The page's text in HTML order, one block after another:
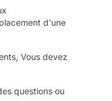
d'une
Vous devez
questions ou